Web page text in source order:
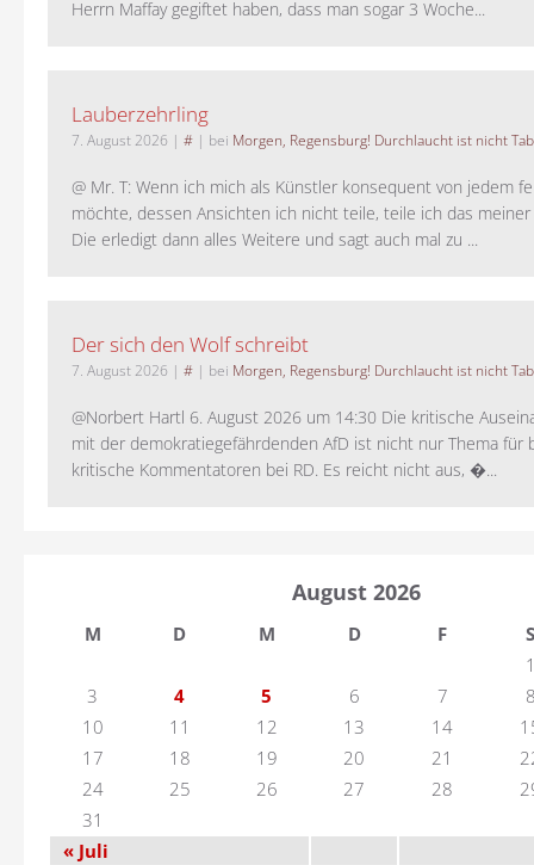
Herrn Maffay gegiftet haben, dass man sogar 3 Woche...
Lauberzehrling
7. August 2026 | # | bei Morgen, Regensburg! Durchlaucht ist nicht
@ Mr. T: Wenn ich mich als Künstler konsequent von jedem
möchte, dessen Ansichten ich nicht teile, teile ich das
Die erledigt dann alles Weitere und sagt auch mal zu ...
Der sich den Wolf schreibt
7. August 2026 | # | bei Morgen, Regensburg! Durchlaucht ist nicht
@Norbert Hartl 6. August 2026 um 14:30 Die kritische
mit der demokratiegefährdenden AfD ist nicht nur Thema für
kritische Kommentatoren bei RD. Es reicht nicht aus, �...
August 2026
M D M D F
S
3
4 5 6 7
10
11 12 13 14
17
18 19 20 21
24
25 26 27 28
31
« Juli